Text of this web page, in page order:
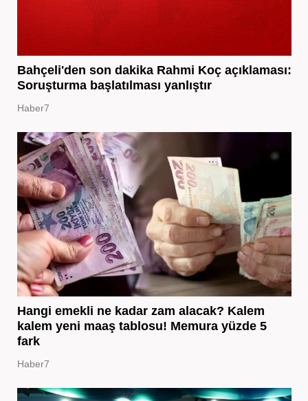
Bahçeli'den son dakika Rahmi Koç açıklaması:
Soruşturma başlatılması yanlıştır
Haber7
Hangi emekli ne kadar zam alacak? Kalem
kalem yeni maaş tablosu! Memura yüzde 5
fark
Haber7